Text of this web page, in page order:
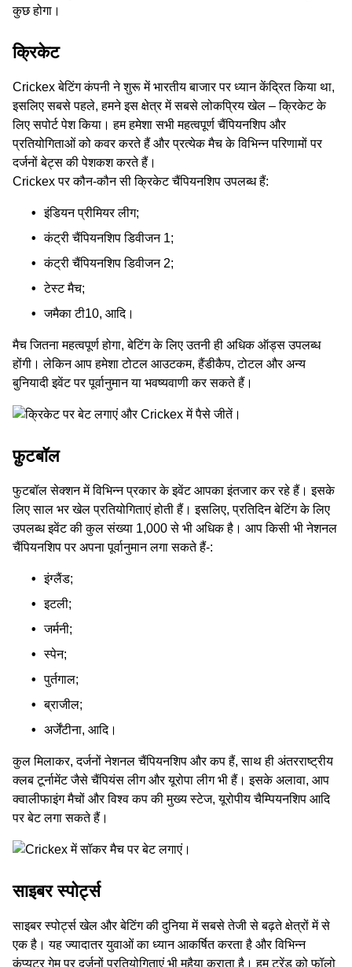
कुछ होगा।
क्रिकेट
Crickex बेटिंग कंपनी ने शुरू में भारतीय बाजार पर ध्यान केंद्रित किया था,
इसलिए सबसे पहले, हमने इस क्षेत्र में सबसे लोकप्रिय खेल – क्रिकेट के
लिए सपोर्ट पेश किया। हम हमेशा सभी महत्वपूर्ण चैंपियनशिप और
प्रतियोगिताओं को कवर करते हैं और प्रत्येक मैच के विभिन्न परिणामों पर
दर्जनों बेट्स की पेशकश करते हैं।
Crickex पर कौन-कौन सी क्रिकेट चैंपियनशिप उपलब्‍ध हैं:
इंडियन प्रीमियर लीग;
कंट्री चैंपियनशिप डिवीजन 1;
कंट्री चैंपियनशिप डिवीजन 2;
टेस्ट मैच;
जमैका टी10, आदि।
मैच जितना महत्वपूर्ण होगा, बेटिंग के लिए उतनी ही अधिक ऑड्स उपलब्ध
होंगी। लेकिन आप हमेशा टोटल आउटकम, हैंडीकैप, टोटल और अन्य
बुनियादी इवेंट पर पूर्वानुमान या भवष्‍यवाणी कर सकते हैं।
फ़ुटबॉल
फुटबॉल सेक्शन में विभिन्न प्रकार के इवेंट आपका इंतजार कर रहे हैं। इसके
लिए साल भर खेल प्रतियोगिताएं होती हैं। इसलिए, प्रतिदिन बेटिंग के लिए
उपलब्‍ध इवेंट की कुल संख्या 1,000 से भी अधिक है। आप किसी भी नेशनल
चैंपियनशिप पर अपना पूर्वानुमान लगा सकते हैं-:
इंग्लैंड;
इटली;
जर्मनी;
स्पेन;
पुर्तगाल;
ब्राजील;
अर्जेंटीना, आदि।
कुल मिलाकर, दर्जनों नेशनल चैंपियनशिप और कप हैं, साथ ही अंतरराष्ट्रीय
क्लब टूर्नामेंट जैसे चैंपियंस लीग और यूरोपा लीग भी हैं। इसके अलावा, आप
क्वालीफाइंग मैचों और विश्‍व कप की मुख्‍य स्टेज, यूरोपीय चैम्पियनशिप आदि
पर बेट लगा सकते हैं।
साइबर स्पोर्ट्स
साइबर स्पोर्ट्स खेल और बेटिंग की दुनिया में सबसे तेजी से बढ़ते क्षेत्रों में से
एक है। यह ज्यादातर युवाओं का ध्यान आकर्षित करता है और विभिन्न
कंप्यूटर गेम पर दर्जनों प्रतियोगिताएं भी मुहैया कराता है। हम ट्रेंड को फॉलो